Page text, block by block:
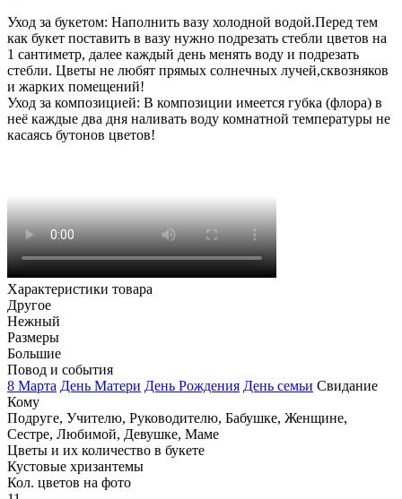
Уход за букетом: Наполнить вазу холодной водой.Перед тем
как букет поставить в вазу нужно подрезать стебли цветов на
1 сантиметр, далее каждый день менять воду и подрезать
стебли. Цветы не любят прямых солнечных лучей,сквозняков
и жарких помещений!
Уход за композицией: В композиции имеется губка (флора) в
неё каждые два дня наливать воду комнатной температуры не
касаясь бутонов цветов!
Характеристики товара
Другое
Нежный
Размеры
Большие
Повод и события
8 Марта День Матери День Рождения День семьи Свидание
Кому
Подруге, Учителю, Руководителю, Бабушке, Женщине,
Сестре, Любимой, Девушке, Маме
Цветы и их количество в букете
Кустовые хризантемы
Кол. цветов на фото